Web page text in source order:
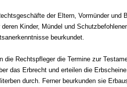
der Eltern, Vormünder und
Kinder, Mündel und
beurkundet.
die Rechtspfleger die Termine zur
das Erbrecht und erteilen die
durch. Ferner beurkunden sie